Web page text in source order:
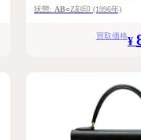
状態: AB○Z刻印 (1996年)
買取価格¥